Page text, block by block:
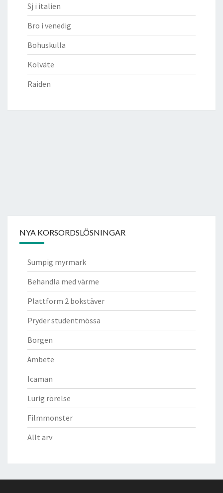
Sj i italien
Bro i venedig
Bohuskulla
Kolväte
Raiden
NYA KORSORDSLÖSNINGAR
Sumpig myrmark
Behandla med värme
Plattform 2 bokstäver
Pryder studentmössa
Borgen
Ämbete
Icaman
Lurig rörelse
Filmmonster
Allt arv